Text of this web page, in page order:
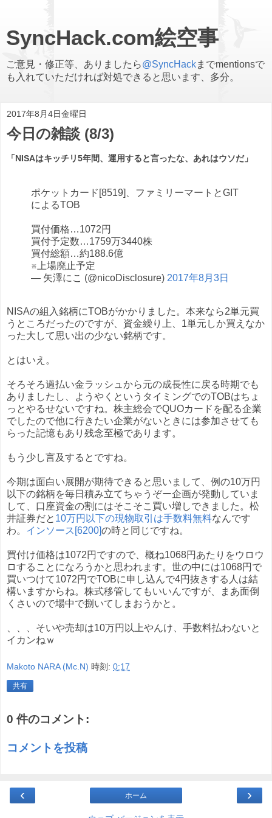
SyncHack.com絵空事
ご意見・修正等、ありましたら@SyncHackまでmentionsで
も入れていただければ対処できると思います、多分。
2017年8月4日金曜日
今日の雑談 (8/3)
「NISAはキッチリ5年間、運用すると言ったな、あれはウソだ」
ポケットカード[8519]、ファミリーマートとGIT
によるTOB
買付価格…1072円
買付予定数…1759万3440株
買付総額…約188.6億
※上場廃止予定
— 矢澤にこ (@nicoDisclosure) 2017年8月3日
NISAの組入銘柄にTOBがかかりました。本来なら2単元買
うところだったのですが、資金繰り上、1単元しか買えなか
った大して思い出の少ない銘柄です。
とはいえ。
そろそろ過払い金ラッシュから元の成長性に戻る時期でも
ありましたし、ようやくというタイミングでのTOBはちょ
っとやるせないですね。株主総会でQUOカードを配る企業
でしたので他に行きたい企業がないときには参加させても
らった記憶もあり残念至極であります。
もう少し言及するとですね。
今期は面白い展開が期待できると思いまして、例の10万円
以下の銘柄を毎日積み立てちゃうぞー企画が発動していま
して、口座資金の割にはそこそこ買い増しできました。松
井証券だと 10万円以下の現物取引は手数料無料なんです
わ。 インソース[6200] の時と同じですね。
買付け価格は1072円ですので、概ね1068円あたりをウロウ
ロすることになろうかと思われます。世の中には1068円で
買いつけて1072円でTOBに申し込んで4円抜きする人は結
構いますからね。株式移管してもいいんですが、まあ面倒
くさいので場中で捌いてしまおうかと。
、、、そいや売却は10万円以上やんけ、手数料払わないと
イカンねｗ
Makoto NARA (Mc.N) 時刻: 0:17
共有
0 件のコメント:
コメントを投稿
‹ ›
ホーム